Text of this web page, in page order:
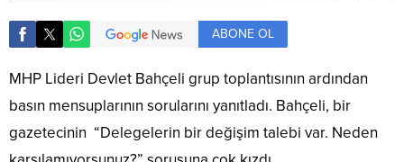
ABONE OL
MHP Lideri Devlet Bahçeli grup toplantısının ardından
basın mensuplarının sorularını yanıtladı. Bahçeli, bir
gazetecinin “Delegelerin bir değişim talebi var. Neden